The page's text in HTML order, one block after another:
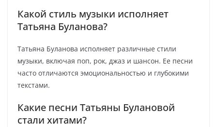
Какой стиль музыки исполняет
Татьяна Буланова?
Татьяна Буланова исполняет различные стили
музыки, включая поп, рок, джаз и шансон. Ее песни
часто отличаются эмоциональностью и глубокими
текстами.
Какие песни Татьяны Булановой
стали хитами?